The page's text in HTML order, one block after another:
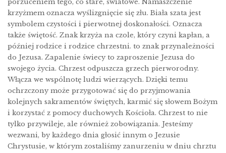
porzuceniem tego, co stare, światowe. Namaszczenie
krzyżmem oznacza wyślizgnięcie się złu. Biała szata jest
symbolem czystości i pierwotnej doskonałości. Oznacza
także świętość. Znak krzyża na czole, który czyni kapłan, a
później rodzice i rodzice chrzestni. to znak przynależności
do Jezusa. Zapalenie świecy to zaproszenie Jezusa do
swojego życia. Chrzest odpuszcza grzech pierworodny.
Włącza we wspólnotę ludzi wierzących. Dzięki temu
ochrzczony może przygotować się do przyjmowania
kolejnych sakramentów świętych, karmić się słowem Bożym
i korzystać z pomocy duchowych Kościoła. Chrzest to nie
tylko przywileje, ale również zobowiązania. Jesteśmy
wezwani, by każdego dnia głosić innym o Jezusie
Chrystusie, w którym zostaliśmy zanurzeniu w dniu chrztu